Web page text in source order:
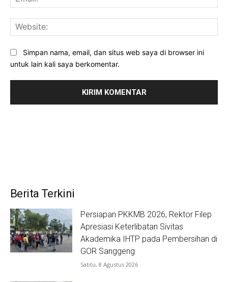
Simpan nama, email, dan situs web saya di browser ini
untuk lain kali saya berkomentar.
Berita Terkini
Persiapan PKKMB 2026, Rektor Filep
Apresiasi Keterlibatan Sivitas
Akademika IHTP pada Pembersihan di
GOR Sanggeng
Sabtu, 8 Agustus 2026